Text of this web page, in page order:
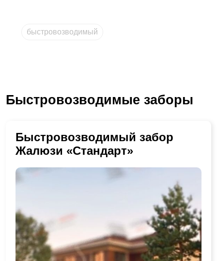
быстровозводимый
Быстровозводимые заборы
Быстровозводимый забор
Жалюзи «Стандарт»